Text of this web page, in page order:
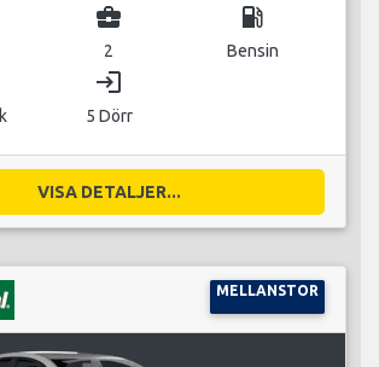
business_center
2
local_gas_station
Bensin
login
5 Dörr
VISA DETALJER...
MELLANSTOR